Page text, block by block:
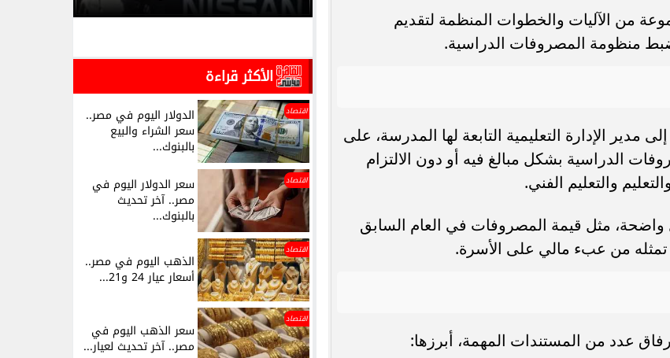
من الآليات والخطوات المنظمة لتقديم
منظومة المصروفات الدراسية.
الإدارة التعليمية التابعة لها المدرسة، على
الدراسية بشكل مبالغ فيه أو دون الالتزام
والتعليم الفني.
مثل قيمة المصروفات في العام السابق
تمثله من عبء مالي على الأسرة.
عدد من المستندات المهمة، أبرزها:
الأكثر قراءة
اقتصاد الدولار اليوم في مصر..
سعر الشراء والبيع
بالبنوك...
اقتصاد سعر الدولار اليوم في
مصر.. آخر تحديث
بالبنوك...
اقتصاد
الذهب اليوم في مصر..
أسعار عيار 24 و21...
اقتصاد
سعر الذهب اليوم في
مصر.. آخر تحديث لعيار...